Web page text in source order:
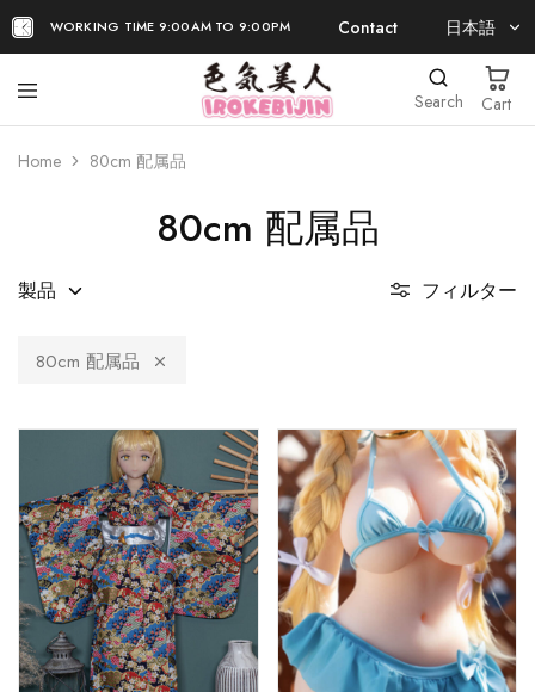
WORKING TIME 9:00AM TO 9:00PM Contact 日本語
日本語
EN
Search Cart
Home 80cm 配属品
80cm 配属品
製品 フィルター
80cm 配属品